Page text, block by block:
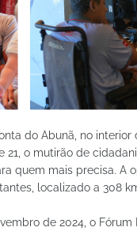
do Abunã, no
21, o mutirão de
quem mais precisa. A
localizado a 308
de 2024, o